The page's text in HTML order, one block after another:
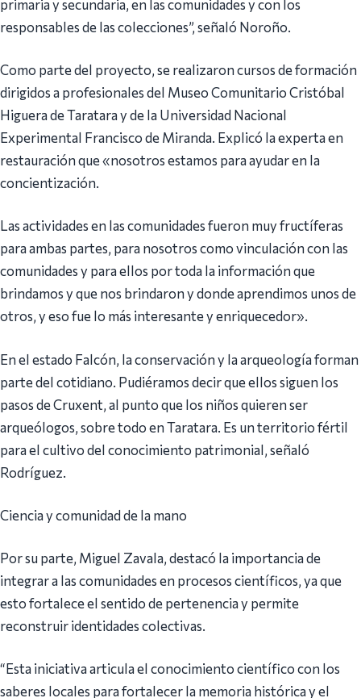
primaria y secundaria, en las comunidades y con los
responsables de las colecciones”, señaló Noroño.
Como parte del proyecto, se realizaron cursos de formación
dirigidos a profesionales del Museo Comunitario Cristóbal
Higuera de Taratara y de la Universidad Nacional
Experimental Francisco de Miranda. Explicó la experta en
restauración que «nosotros estamos para ayudar en la
concientización.
Las actividades en las comunidades fueron muy fructíferas
para ambas partes, para nosotros como vinculación con las
comunidades y para ellos por toda la información que
brindamos y que nos brindaron y donde aprendimos unos de
otros, y eso fue lo más interesante y enriquecedor».
En el estado Falcón, la conservación y la arqueología forman
parte del cotidiano. Pudiéramos decir que ellos siguen los
pasos de Cruxent, al punto que los niños quieren ser
arqueólogos, sobre todo en Taratara. Es un territorio fértil
para el cultivo del conocimiento patrimonial, señaló
Rodríguez.
Ciencia y comunidad de la mano
Por su parte, Miguel Zavala, destacó la importancia de
integrar a las comunidades en procesos científicos, ya que
esto fortalece el sentido de pertenencia y permite
reconstruir identidades colectivas.
“Esta iniciativa articula el conocimiento científico con los
saberes locales para fortalecer la memoria histórica y el